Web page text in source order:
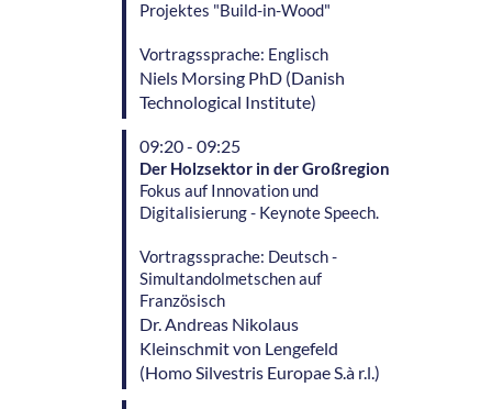
Projektes "Build-in-Wood"
Vortragssprache: Englisch
Niels Morsing PhD (Danish
Technological Institute)
09:20 - 09:25
Der Holzsektor in der Großregion
Fokus auf Innovation und
Digitalisierung - Keynote Speech.
Vortragssprache: Deutsch -
Simultandolmetschen auf
Französisch
Dr. Andreas Nikolaus
Kleinschmit von Lengefeld
(Homo Silvestris Europae S.à r.l.)